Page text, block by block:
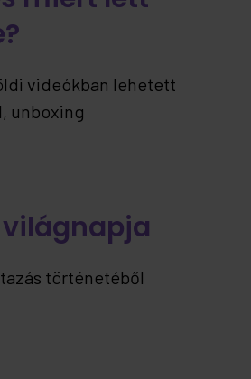
videókban lehetett
unboxing
kizárólag nálunk.
világnapja
történetéből